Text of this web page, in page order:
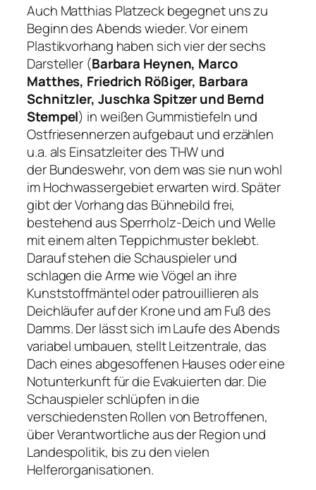
Auch Matthias Platzeck begegnet uns zu
Beginn des Abends wieder. Vor einem
Plastikvorhang haben sich vier der sechs
Darsteller (Barbara Heynen, Marco
Matthes, Friedrich Rößiger, Barbara
Schnitzler, Juschka Spitzer und Bernd
Stempel) in weißen Gummistiefeln und
Ostfriesennerzen aufgebaut und erzählen
u.a. als Einsatzleiter des THW und
der Bundeswehr, von dem was sie nun wohl
im Hochwassergebiet erwarten wird. Später
gibt der Vorhang das Bühnebild frei,
bestehend aus Sperrholz-Deich und Welle
mit einem alten Teppichmuster beklebt.
Darauf stehen die Schauspieler und
schlagen die Arme wie Vögel an ihre
Kunststoffmäntel oder patrouillieren als
Deichläufer auf der Krone und am Fuß des
Damms. Der lässt sich im Laufe des Abends
variabel umbauen, stellt Leitzentrale, das
Dach eines abgesoffenen Hauses oder eine
Notunterkunft für die Evakuierten dar. Die
Schauspieler schlüpfen in die
verschiedensten Rollen von Betroffenen,
über Verantwortliche aus der Region und
Landespolitik, bis zu den vielen
Helferorganisationen.